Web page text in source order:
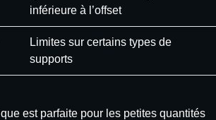
inférieure à l’offset
Limites sur certains types de
supports
est parfaite pour les petites quantités